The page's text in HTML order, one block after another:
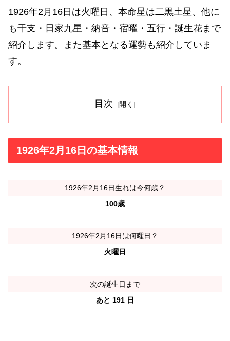
1926年2月16日は火曜日、本命星は二黒土星、他に
も干支・日家九星・納音・宿曜・五行・誕生花まで
紹介します。また基本となる運勢も紹介していま
す。
目次
1926年2月16日の基本情報
1926年2月16日生れは今何歳？
100歳
1926年2月16日は何曜日？
火曜日
次の誕生日まで
あと 191 日